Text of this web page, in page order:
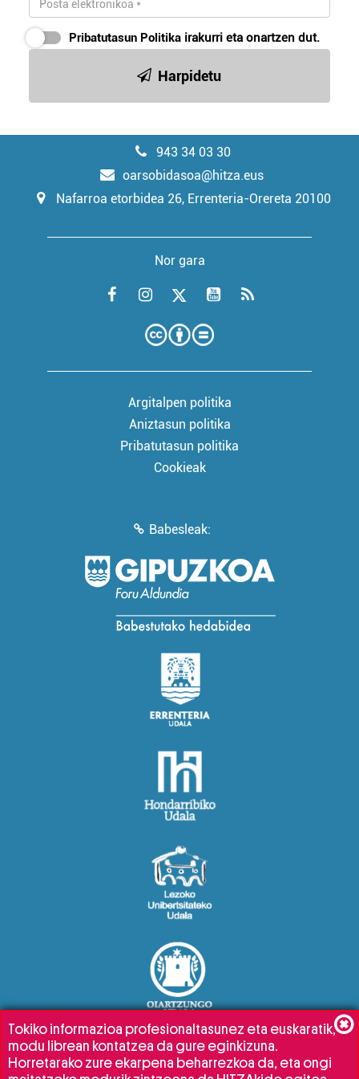
Pribatutasun Politika irakurri eta onartzen dut.
Harpidetu
943 34 03 30
oarsobidasoa@hitza.eus
Nafarroa etorbidea 26, Errenteria-Orereta 20100
Nor gara
Argitalpen politika
Aniztasun politika
Pribatutasun politika
Cookieak
Babesleak:
Tokiko informazioa profesionaltasunez eta euskaratik,
modu librean kontatzea da gure eginkizuna.
Horretarako zure ekarpena beharrezkoa da, eta ongi